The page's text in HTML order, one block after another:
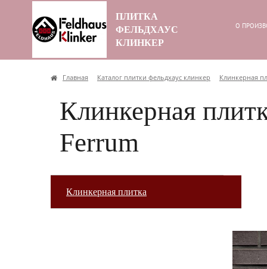
ПЛИТКА
ФЕЛЬДХАУС
КЛИНКЕР
О
Главная Каталог плитки фельдхаус клинкер Клинкерная
Клинкерная
Ferrum
Клинкерная плитка